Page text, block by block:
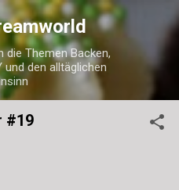
die Themen Backen,
und den alltäglichen
#19